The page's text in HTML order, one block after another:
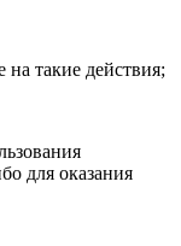
на такие действия;
для оказания